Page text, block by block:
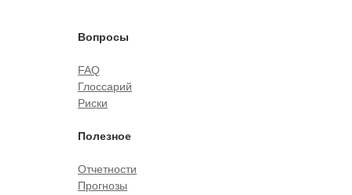
Вопросы
FAQ
Глоссарий
Риски
Полезное
Отчетности
Прогнозы